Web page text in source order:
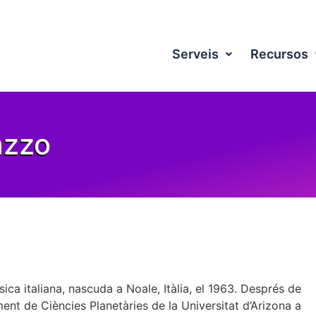
Serveis Recursos
italiana, nascuda a Noale, Itàlia, el 1963. Després de
de Ciències Planetàries de la Universitat d’Arizona a